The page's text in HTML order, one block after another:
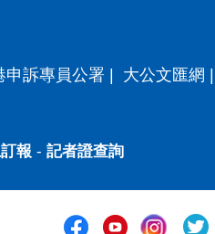
申訴專員公署 | 大公文匯網 |
報 - 記者證查詢